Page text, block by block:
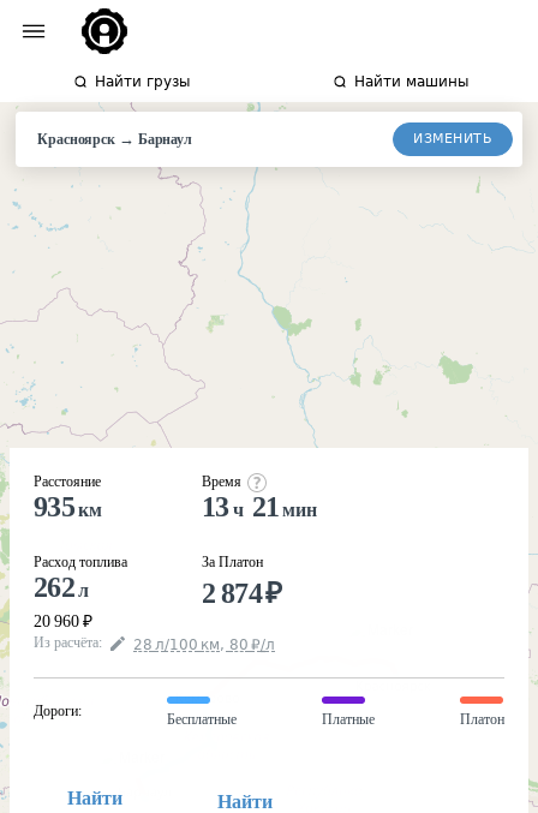
Найти грузы Найти машины
Красноярск → Барнаул ИЗМЕНИТЬ
Расстояние
935км
Расход топлива
262л
20 960 ₽
Время
13ч 21 мин
За Платон
2 874₽
Из расчёта: 28 л/100 км, 80 ₽/л
Дороги:
Бесплатные Платные Платон
Найти Найти